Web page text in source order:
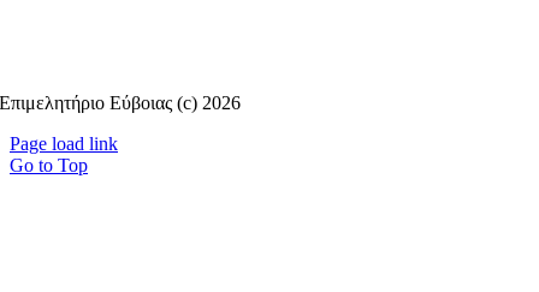
Επιμελητήριο Εύβοιας (c) 2026
Page load link
Go to Top